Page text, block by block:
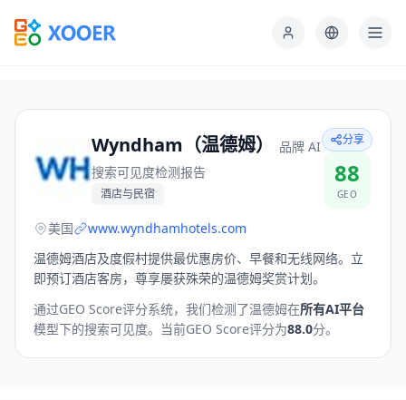
Wyndham（温德姆）
品牌 AI
搜索可见度检测报告
酒店与民宿
分享
88
GEO
美国
www.wyndhamhotels.com
温德姆酒店及度假村提供最优惠房价、早餐和无线网络。立
即预订酒店客房，尊享屡获殊荣的温德姆奖赏计划。
通过GEO Score评分系统，我们检测了温德姆在所有AI平台
模型下的搜索可见度。 当前GEO Score评分为88.0分。